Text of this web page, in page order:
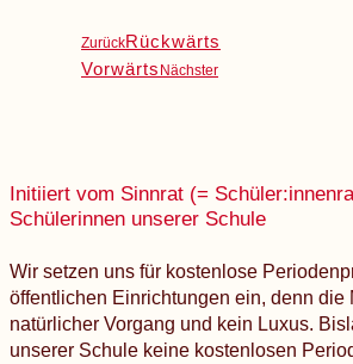
ZurückRückwärts
Vorwärts Nächster
Initiiert vom Sinnrat (=
Schülerinnen unserer Schule
Wir setzen uns für kostenlose
öffentlichen Einrichtungen ein, denn die
natürlicher Vorgang und kein Luxus.
unserer Schule keine kostenlosen